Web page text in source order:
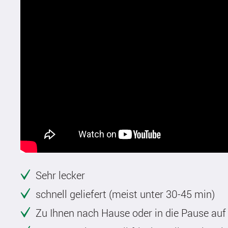
Sehr lecker
schnell geliefert (meist unter 30-45 min)
Zu Ihnen nach Hause oder in die Pause